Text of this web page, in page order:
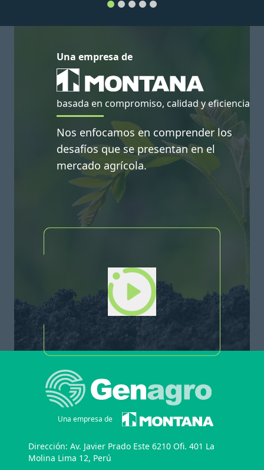
Una empresa de
basada en compromiso, calidad y eficiencia
Nos enfocamos en comprender los
desafíos que se presentan en el
mercado agrícola.
Genagro
Una empresa de
Dirección: Av. Javier Prado Este 6210 Ofi. 401 La
Molina Lima 12, Perú